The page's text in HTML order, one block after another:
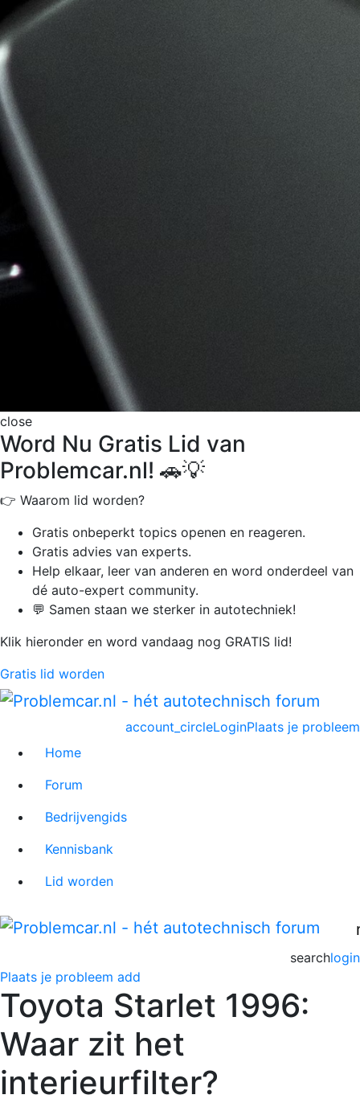
close
Word Nu Gratis Lid van
Problemcar.nl! 🚗💡
👉 Waarom lid worden?
Gratis onbeperkt topics openen en reageren.
Gratis advies van experts.
Help elkaar, leer van anderen en word onderdeel van
dé auto-expert community.
💬 Samen staan we sterker in autotechniek!
Klik hieronder en word vandaag nog GRATIS lid!
Gratis lid worden
Plaats je probleem
account_circleLogin
Home
Forum
Bedrijvengids
Kennisbank
Lid worden
login
search
Plaats je probleem add
Toyota Starlet 1996:
Waar zit het
interieurfilter?